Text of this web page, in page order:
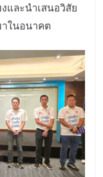
และนำเสนอวิสัย
ในอนาคต